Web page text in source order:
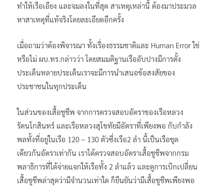
ทำให้เรือเอียง และจมลงในที่สุด สาเหตุเหล่านี้ ต้องมาประมวล
หาสาเหตุที่แท้จริงโดยละเอียดอีกครั้ง
เมื่อถามว่าต้องพิจารณา ทั้งเรื่องธรรมชาติและ Human Error ใช่
หรือไม่ ผบ.ทร.กล่าวว่า โดยสมมติฐานเรืออับปางมีการตั้ง
ประเด็นหลายประเด็นเราจะมีการนำเสนอข้อสงสัยของ
ประชาชนในทุกประเด็น
ในส่วนของเสื้อชูชีพ จากการตรวจสอบอัตราของเรือหลวง
รัตนโกสินทร์ และเรือหลวงสุโขทัยมีอัตราที่เพียงพอ กับกำลัง
พลทั้งที่อยู่ในเรือ 120 – 130 ตัวซึ่งเรือ2 ลำ นี้เป็นเรือชุด
เดียวกันอัตราเท่ากัน เราได้ตรวจสอบอัตราเสื้อชูชีพจากกรม
พลาธิการที่ได้จ่ายแจกให้เรือทั้ง 2 ลำแล้ว และดูการเบิกเปลี่ยน
เสื้อชูชีพล่าสุดว่ามีจำนวนเท่าใด ก็ยืนยันว่ามีเสื้อชูชีพเพียงพอ